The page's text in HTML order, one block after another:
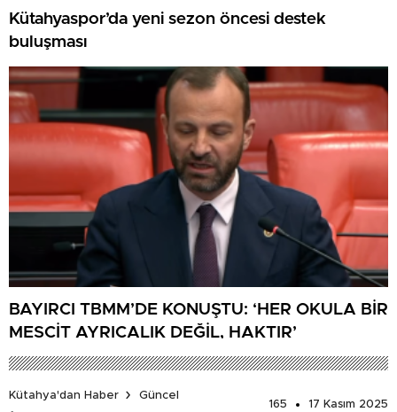
Kütahyaspor’da yeni sezon öncesi destek
buluşması
BAYIRCI TBMM’DE KONUŞTU: ‘HER OKULA BİR
MESCİT AYRICALIK DEĞİL, HAKTIR’
Kütahya'dan Haber
Güncel
165
17 Kasım 2025